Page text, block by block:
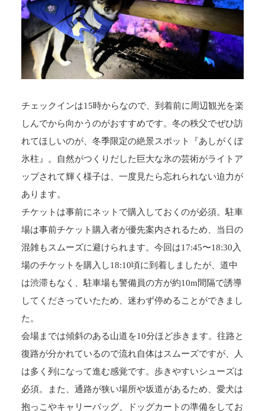
チェックインは15時からなので、到着前に周辺観光を楽
しんでから向かうのがおすすめです。冬の秩父でぜひ訪
れてほしいのが、冬季限定の絶景スポット『あしがくぼ
氷柱』。自然がつくりだした巨大な氷の芸術がライトア
ップされて輝く様子は、一度見たら忘れられない迫力が
あります。
チケットは事前にネットで購入しておくのが必須。駐車
場は事前チケット購入者が優先案内されるため、当日の
混雑もスムーズに避けられます。今回は17:45〜18:30入
場のチケットを購入し18:10頃に到着しましたが、道中
は渋滞もなく、駐車場も警備員の方が約10m間隔で誘導
してくださっていたため、迷わず停めることができまし
た。
会場までは傾斜のある山道を10分ほど歩きます。往路と
復路が分かれているので流れ自体はスムーズですが、人
は多く列になって進む感覚です。歩きやすいシューズは
必須。また、通路が狭い場所や坂道があるため、愛犬は
抱っこやキャリーバッグ、ドッグカートの準備をしてお